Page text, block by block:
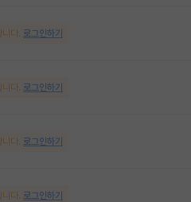
다. 로그인하기
다. 로그인하기
다. 로그인하기
다. 로그인하기